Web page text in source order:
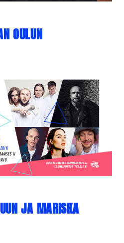
OULUN
JA MARISKA